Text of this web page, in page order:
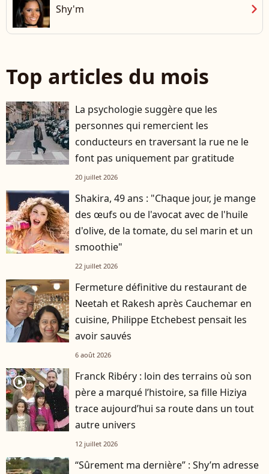
Shy'm chevron_right
Top articles du mois
La psychologie suggère que les
personnes qui remercient les
conducteurs en traversant la rue ne le
font pas uniquement par gratitude
20 juillet 2026
Shakira, 49 ans : "Chaque jour, je mange
des œufs ou de l'avocat avec de l'huile
d'olive, de la tomate, du sel marin et un
smoothie"
22 juillet 2026
Fermeture définitive du restaurant de
Neetah et Rakesh après Cauchemar en
cuisine, Philippe Etchebest pensait les
avoir sauvés
6 août 2026
player2
Franck Ribéry : loin des terrains où son
père a marqué l’histoire, sa fille Hiziya
trace aujourd’hui sa route dans un tout
autre univers
12 juillet 2026
“Sûrement ma dernière” : Shy’m adresse